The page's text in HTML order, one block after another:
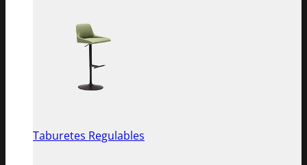
Taburetes Regulables